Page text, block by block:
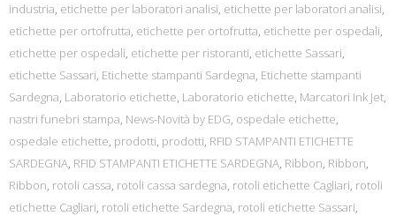
industria, etichette per laboratori analisi, etichette per laboratori analisi,
etichette per ortofrutta, etichette per ortofrutta, etichette per ospedali,
etichette per ospedali, etichette per ristoranti, etichette Sassari,
etichette Sassari, Etichette stampanti Sardegna, Etichette stampanti
Sardegna, Laboratorio etichette, Laboratorio etichette, Marcatori Ink Jet,
nastri funebri stampa, News-Novità by EDG, ospedale etichette,
ospedale etichette, prodotti, prodotti, RFID STAMPANTI ETICHETTE
SARDEGNA, RFID STAMPANTI ETICHETTE SARDEGNA, Ribbon, Ribbon,
Ribbon, rotoli cassa, rotoli cassa sardegna, rotoli etichette Cagliari, rotoli
etichette Cagliari, rotoli etichette Sardegna, rotoli etichette Sassari,